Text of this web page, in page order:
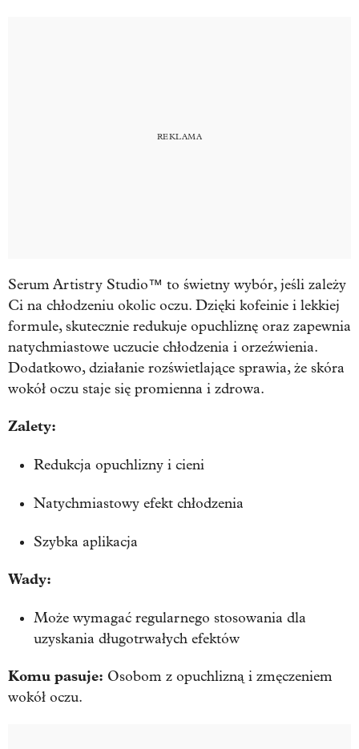
Serum Artistry Studio™ to świetny wybór, jeśli zależy
Ci na chłodzeniu okolic oczu. Dzięki kofeinie i lekkiej
formule, skutecznie redukuje opuchliznę oraz zapewnia
natychmiastowe uczucie chłodzenia i orzeźwienia.
Dodatkowo, działanie rozświetlające sprawia, że skóra
wokół oczu staje się promienna i zdrowa.
Zalety:
Redukcja opuchlizny i cieni
Natychmiastowy efekt chłodzenia
Szybka aplikacja
Wady:
Może wymagać regularnego stosowania dla
uzyskania długotrwałych efektów
Komu pasuje: Osobom z opuchlizną i zmęczeniem
wokół oczu.